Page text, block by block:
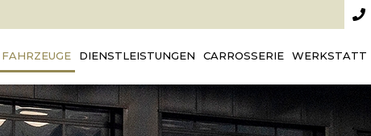
FAHRZEUGE DIENSTLEISTUNGEN CARROSSERIE WERKSTATT